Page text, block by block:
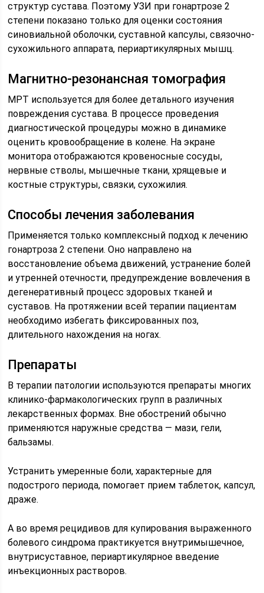
структур сустава. Поэтому УЗИ при гонартрозе 2
степени показано только для оценки состояния
синовиальной оболочки, суставной капсулы, связочно-
сухожильного аппарата, периартикулярных мышц.
Магнитно-резонансная томография
МРТ используется для более детального изучения
повреждения сустава. В процессе проведения
диагностической процедуры можно в динамике
оценить кровообращение в колене. На экране
монитора отображаются кровеносные сосуды,
нервные стволы, мышечные ткани, хрящевые и
костные структуры, связки, сухожилия.
Способы лечения заболевания
Применяется только комплексный подход к лечению
гонартроза 2 степени. Оно направлено на
восстановление объема движений, устранение болей
и утренней отечности, предупреждение вовлечения в
дегенеративный процесс здоровых тканей и
суставов. На протяжении всей терапии пациентам
необходимо избегать фиксированных поз,
длительного нахождения на ногах.
Препараты
В терапии патологии используются препараты многих
клинико-фармакологических групп в различных
лекарственных формах. Вне обострений обычно
применяются наружные средства — мази, гели,
бальзамы.
Устранить умеренные боли, характерные для
подострого периода, помогает прием таблеток, капсул,
драже.
А во время рецидивов для купирования выраженного
болевого синдрома практикуется внутримышечное,
внутрисуставное, периартикулярное введение
инъекционных растворов.